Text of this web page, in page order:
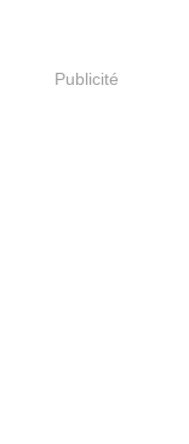
Publicité